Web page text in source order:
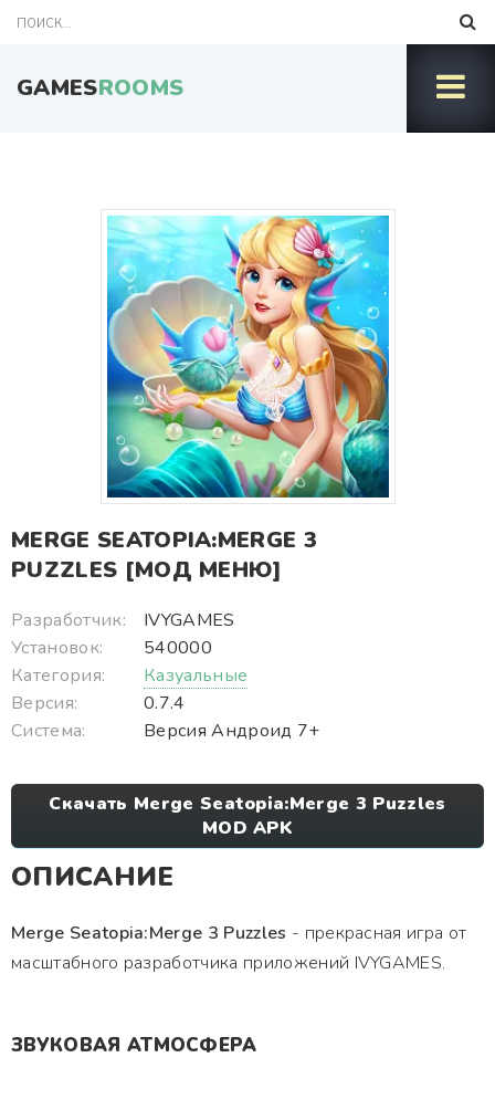
GAMESROOMS
MERGE SEATOPIA:MERGE 3
PUZZLES [МОД МЕНЮ]
Разработчик:
IVYGAMES
Установок:
540000
Категория:
Казуальные
Версия:
0.7.4
Система:
Версия Андроид 7+
Скачать Merge Seatopia:Merge 3 Puzzles
MOD APK
ОПИСАНИЕ
Merge Seatopia:Merge 3 Puzzles - прекрасная игра от
масштабного разработчика приложений IVYGAMES.
ЗВУКОВАЯ АТМОСФЕРА